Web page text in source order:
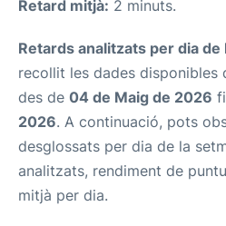
Retard mitjà: 2 minuts.
Retards analitzats per dia de
recollit les dades disponibles
des de 04 de Maig de 2026
2026. A continuació, pots
desglossats per dia de la
analitzats, rendiment de
mitjà per dia.